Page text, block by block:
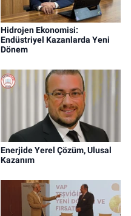
Hidrojen Ekonomisi:
Endüstriyel Kazanlarda Yeni
Dönem
Enerjide Yerel Çözüm, Ulusal
Kazanım